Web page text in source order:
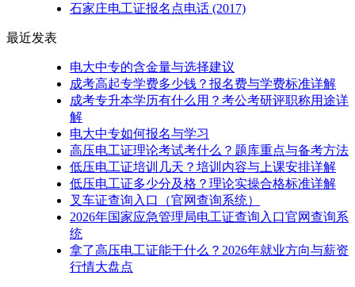
石家庄电工证报名点电话 (2017)
最近发表
电大中专的含金量与选择建议
成考高起专学费多少钱？报名费与学费标准详解
成考专升本学历有什么用？考公考研评职称用途详
解
电大中专如何报名与学习
高压电工证理论考试考什么？题库重点与备考方法
低压电工证培训几天？培训内容与上课安排详解
低压电工证多少分及格？理论实操合格标准详解
叉车证查询入口（官网查询系统）
2026年国家应急管理局电工证查询入口官网查询系
统
拿了高压电工证能干什么？2026年就业方向与薪资
行情大盘点